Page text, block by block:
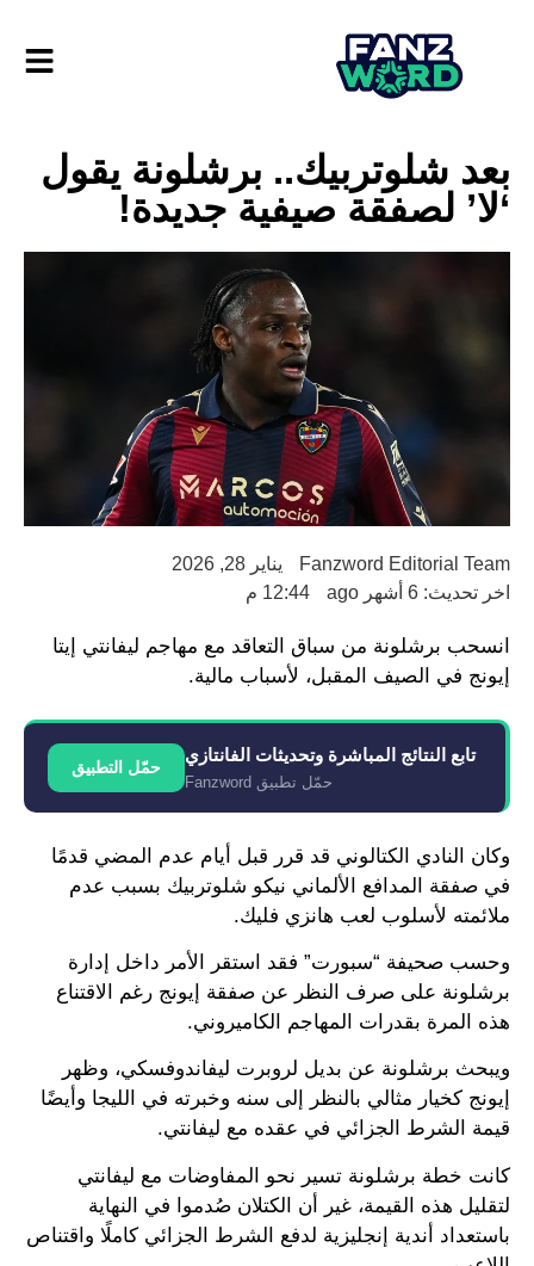
بعد شلوتربيك.. برشلونة يقول
‘لا’ لصفقة صيفية جديدة!
Fanzword Editorial Team
يناير 28, 2026
اخر تحديث: 6 أشهر ago
12:44 م
انسحب برشلونة من سباق التعاقد مع مهاجم ليفانتي إيتا
إيونج في الصيف المقبل، لأسباب مالية.
تابع النتائج المباشرة وتحديثات الفانتازي
حمّل تطبيق Fanzword
حمّل التطبيق
وكان النادي الكتالوني قد قرر قبل أيام عدم المضي قدمًا
في صفقة المدافع الألماني نيكو شلوتربيك بسبب عدم
ملائمته لأسلوب لعب هانزي فليك.
وحسب صحيفة “سبورت” فقد استقر الأمر داخل إدارة
برشلونة على صرف النظر عن صفقة إيونج رغم الاقتناع
هذه المرة بقدرات المهاجم الكاميروني.
ويبحث برشلونة عن بديل لروبرت ليفاندوفسكي، وظهر
إيونج كخيار مثالي بالنظر إلى سنه وخبرته في الليجا وأيضًا
قيمة الشرط الجزائي في عقده مع ليفانتي.
كانت خطة برشلونة تسير نحو المفاوضات مع ليفانتي
لتقليل هذه القيمة، غير أن الكتلان صُدموا في النهاية
باستعداد أندية إنجليزية لدفع الشرط الجزائي كاملًا واقتناص